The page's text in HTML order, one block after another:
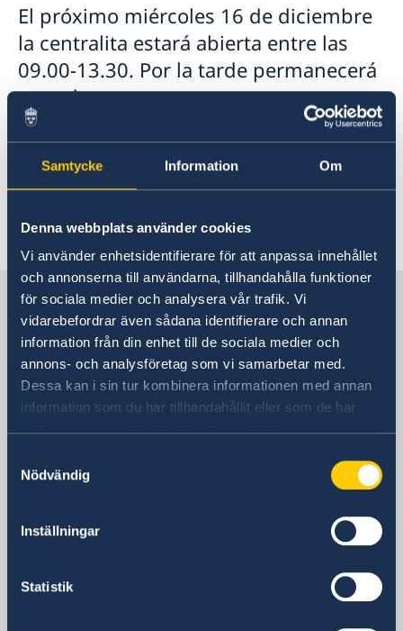
Samtycke Information Om
Denna webbplats använder cookies
Vi använder enhetsidentifierare för att anpassa innehållet
och annonserna till användarna, tillhandahålla funktioner
för sociala medier och analysera vår trafik. Vi
vidarebefordrar även sådana identifierare och annan
information från din enhet till de sociala medier och
annons- och analysföretag som vi samarbetar med.
Dessa kan i sin tur kombinera informationen med annan
information som du har tillhandahållit eller som de har
Nödvändig
Inställningar
Statistik
El próximo miércoles 16 de diciembre
la centralita estará abierta entre las
09.00-13.30. Por la tarde permanecerá
cerrada.
Puede ponerse en contacto con la embajada a
través del correo electrónico
ambassaden.madrid@gov.se
Última actualización 14 dic 2020, 16.44
Suecia en España
Embajada
Visiting address
Dirección postal
Calle Caracas 25
Teléfono
+34 91 702 2000